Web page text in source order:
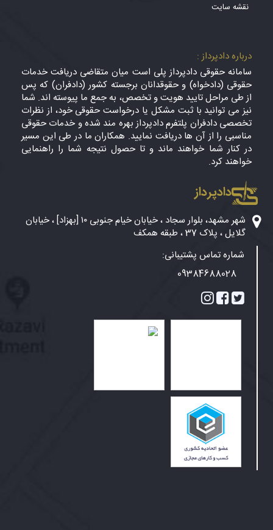
نقشه سایت
درباره دادپرداز :
سامانه حقوقی دادپرداز پلی است میان متقاضی دریافت خدمات
حقوقی (دادخواه) و حقوقدانان برجسته کشور (دادفران) که پس
از طی مراحل تایید هویت و تخصص، به جمع ما پیوسته اند. شما
نیز می توانید با ثبت مشکل یا درخواست حقوقی خود، از نظرات
تخصصی دادفران پلتفرم دادپرداز بهره مند شده و خدمات حقوقی
مناسبی را از آن ها دریافت نمایید. همکاران ما در طی این مسیر
در کنار شما خواهند ماند و تا حصول نتیجه شما را راهنمایی
خواهند کرد.
دادپرداز
شهر مشهد، بلوار سجاد ، خیابان خیام جنوبی ۱۰ [بهزاد] ، خیابان
گلایل ، پلاک 37 ، طبقه همکف
شماره تماس پشتیبانی:
09384688028